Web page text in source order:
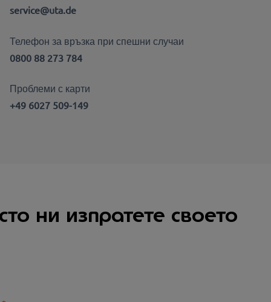
service@uta.de
Телефон за връзка при спешни случаи
0800 88 273 784
Проблеми с карти
+49 6027 509-149
ни изпратете своето